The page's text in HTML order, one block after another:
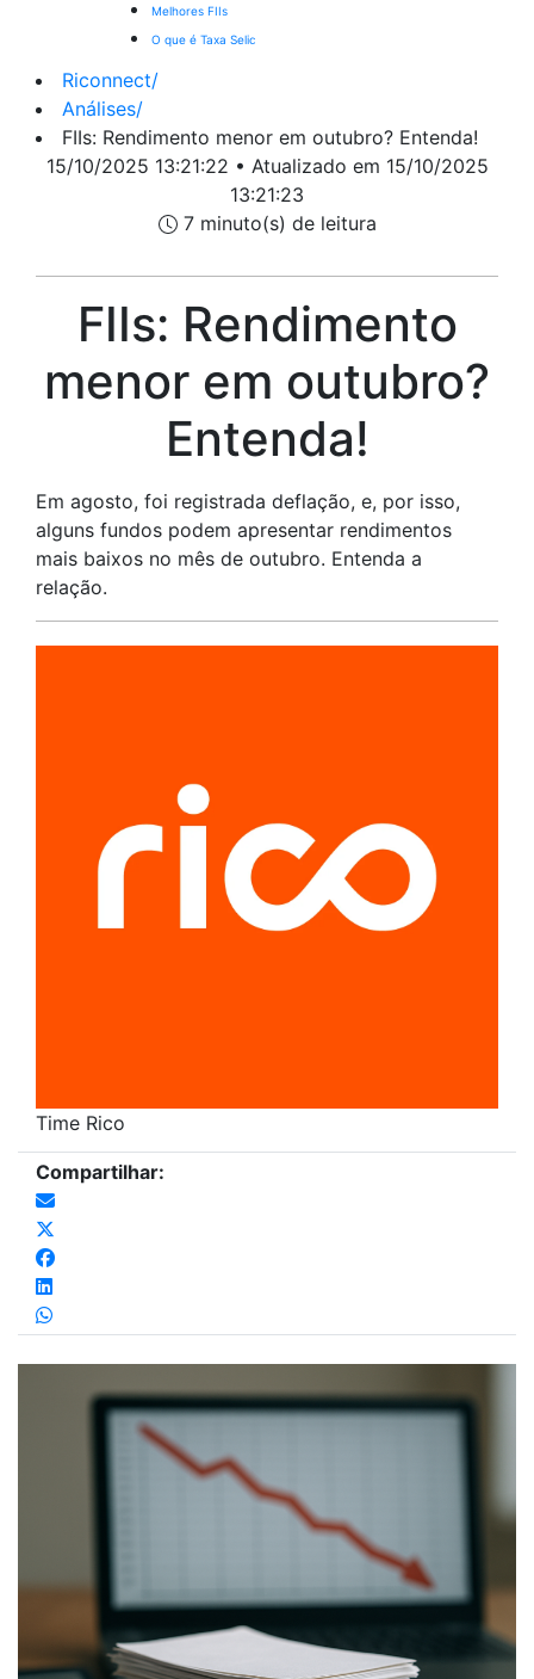
Melhores FIIs
O que é Taxa Selic
Riconnect/
Análises/
FIIs: Rendimento menor em outubro? Entenda!
15/10/2025 13:21:22 • Atualizado em 15/10/2025
13:21:23
7 minuto(s) de leitura
FIIs: Rendimento
menor em outubro?
Entenda!
Em agosto, foi registrada deflação, e, por isso,
alguns fundos podem apresentar rendimentos
mais baixos no mês de outubro. Entenda a
relação.
Time Rico
Compartilhar: